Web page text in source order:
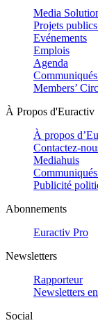
Media
Projets
Evénements
Emplois
Agenda
Members’
À Propos d'Euractiv
À propos
Contactez-
Mediahuis
Publicité
Abonnements
Euractiv Pro
Newsletters
Rapporteur
Newsletters
Social